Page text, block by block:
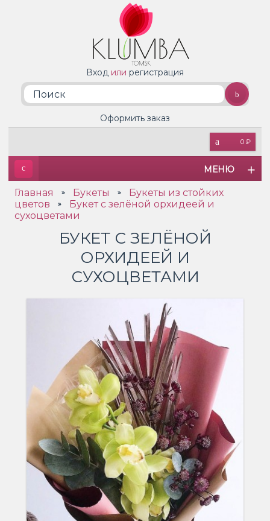
Вход или регистрация
0 ₽
Оформить заказ
МЕНЮ
Главная » Букеты »
Букеты из стойких
цветов
»
Букет с зелёной орхидеей и
сухоцветами
БУКЕТ С ЗЕЛЁНОЙ
ОРХИДЕЕЙ И
СУХОЦВЕТАМИ